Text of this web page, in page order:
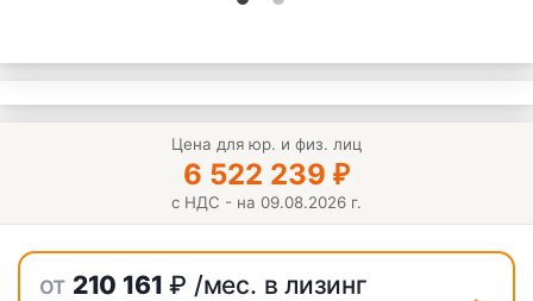
Цена для юр. и физ. лиц
6 522 239 ₽
с НДС - на 09.08.2026 г.
от 210 161 ₽ /мес. в лизинг